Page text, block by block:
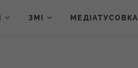
ЗМІ МЕДІАТУСОВКА